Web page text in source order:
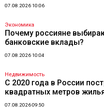
07.08.2026 10:06
Экономика
Почему россияне
банковские вклады?
07.08.2026 10:04
Недвижимость
С 2020 года в России
квадратных метров
07.08.2026 09:50